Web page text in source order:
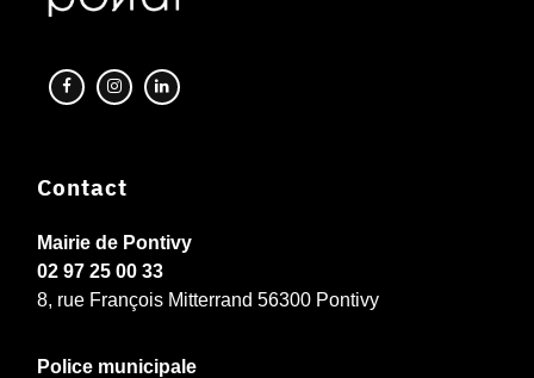
Contact
Mairie de Pontivy
02 97 25 00 33
8, rue François Mitterrand 56300 Pontivy
Police municipale